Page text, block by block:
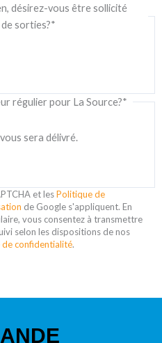
désirez-vous être sollicité
sorties?*
régulier pour La Source?*
sera délivré.
et lesPolitique de
de Google s'appliquent. En
vous consentez à transmettre
selon les dispositions de nos
confidentialité.